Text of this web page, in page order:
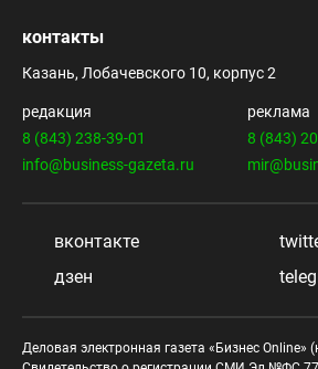
контакты
Казань, Лобачевского 10, корпус 2
редакция
8 (843) 238-39-01
info@business-gazeta.ru
реклама
8 (843)
вконтакте
дзен
Деловая электронная газета «Бизнес Online»